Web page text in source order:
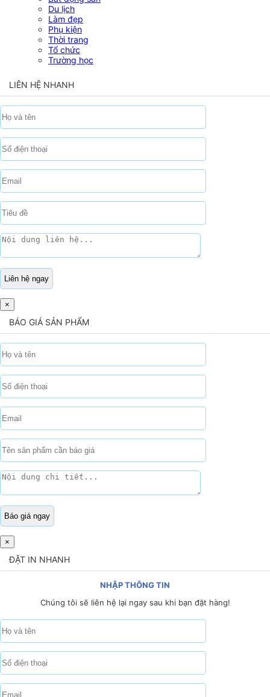
Du lịch
Làm đẹp
Phụ kiện
Thời trang
Tổ chức
Trường học
LIÊN HỆ NHANH
×
BÁO GIÁ SẢN PHẨM
×
ĐẶT IN NHANH
NHẬP THÔNG TIN
Chúng tôi sẽ liên hệ lại ngay sau khi bạn đặt hàng!